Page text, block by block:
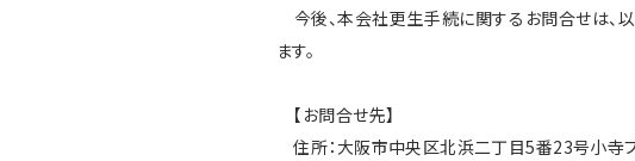
今後、本会社更生手続に関するお問合せは、
ます。
【お問合せ先】
住所：大阪市中央区北浜二丁目5番23号小寺